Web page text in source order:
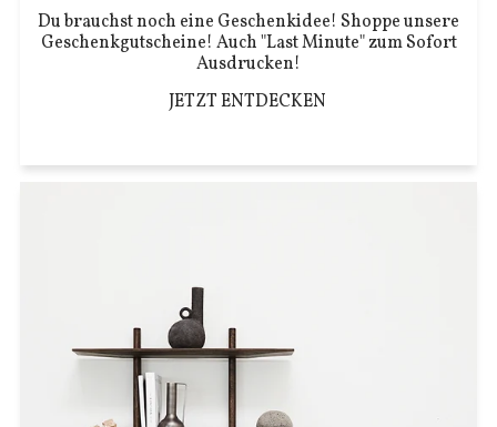
Du brauchst noch eine Geschenkidee! Shoppe unsere
Geschenkgutscheine! Auch "Last Minute" zum Sofort
Ausdrucken!
JETZT ENTDECKEN